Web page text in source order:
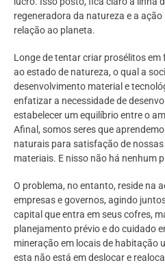
regeneradora da natureza e a
relação ao planeta.
Longe de tentar criar prosélitos
ao estado de natureza, o qual a
desenvolvimento material e
enfatizar a necessidade de
estabelecer um equilíbrio entre o
Afinal, somos seres que
naturais para satisfação de
materiais. E nisso não há nenhum
O problema, no entanto, reside na
empresas e governos, agindo
capital que entra em seus cofres,
planejamento prévio e do cuidado
mineração em locais de habitação
esta não está em deslocar e